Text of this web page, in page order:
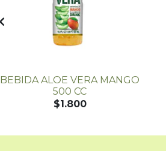
BEBIDA ALOE VERA MANGO
500 CC
$1.800